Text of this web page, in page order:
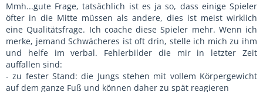
Mmh...gute Frage, tatsächlich ist es ja so, dass einige Spieler
öfter in die Mitte müssen als andere, dies ist meist wirklich
eine Qualitätsfrage. Ich coache diese Spieler mehr. Wenn ich
merke, jemand Schwächeres ist oft drin, stelle ich mich zu ihm
und helfe im verbal. Fehlerbilder die mir in letzter Zeit
auffallen sind:
- zu fester Stand: die Jungs stehen mit vollem Körpergewicht
auf dem ganze Fuß und können daher zu spät reagieren